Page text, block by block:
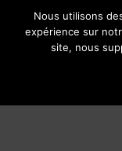
Nous utilisons
expérience sur
site, nous